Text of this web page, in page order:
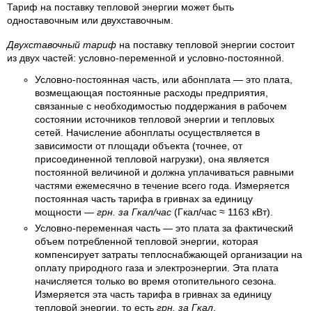
Тариф на поставку тепловой энергии может быть
одноставочным или двухставочным.
Двухставочный тариф на поставку тепловой энергии состоит
из двух частей: условно-переменной и условно-постоянной.
Условно-постоянная часть, или абонплата — это плата,
возмещающая постоянные расходы предприятия,
связанные с необходимостью поддержания в рабочем
состоянии источников тепловой энергии и тепловых
сетей. Начисление абонплаты осуществляется в
зависимости от площади объекта (точнее, от
присоединенной тепловой нагрузки), она является
постоянной величиной и должна уплачиваться равными
частями ежемесячно в течение всего года. Измеряется
постоянная часть тарифа в гривнах за единицу
мощности — грн. за Гкал/час (Гкал/час ≈ 1163 кВт).
Условно-переменная часть — это плата за фактический
объем потребленной тепловой энергии, которая
компенсирует затраты теплоснабжающей организации на
оплату природного газа и электроэнергии. Эта плата
начисляется только во время отопительного сезона.
Измеряется эта часть тарифа в гривнах за единицу
тепловой энергии, то есть грн. за Гкал